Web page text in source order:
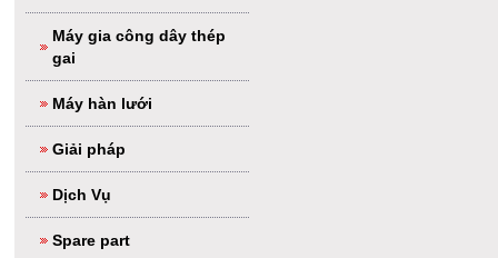
Máy gia công dây thép
gai
Máy hàn lưới
Giải pháp
Dịch Vụ
Spare part